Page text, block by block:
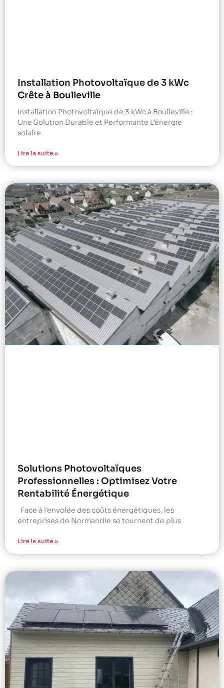
Installation Photovoltaïque de 3 kWc
Crête à Boulleville
Installation Photovoltaïque de 3 kWc à Boulleville :
Une Solution Durable et Performante L’énergie
solaire
Lire la suite »
Solutions Photovoltaïques
Professionnelles : Optimisez Votre
Rentabilité Énergétique
Face à l’envolée des coûts énergétiques, les
entreprises de Normandie se tournent de plus
Lire la suite »